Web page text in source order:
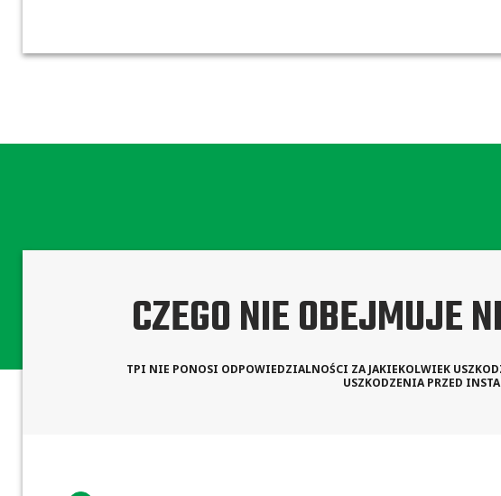
CZEGO NIE OBEJMUJE
TPI NIE PONOSI ODPOWIEDZIALNOŚCI ZA JAKIEKOLWIEK
USZKODZENIA PRZED